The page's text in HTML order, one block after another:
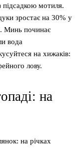
підсадкою мотиля.
зростає на 30% у
Минь починає
вода
на хижаків:
лову.
на
на річках